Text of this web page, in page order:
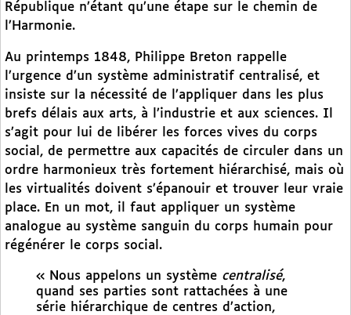
République n’étant qu’une étape sur le chemin de
l’Harmonie.
Au printemps 1848, Philippe Breton rappelle
l’urgence d’un système administratif centralisé, et
insiste sur la nécessité de l’appliquer dans les plus
brefs délais aux arts, à l’industrie et aux sciences. Il
s’agit pour lui de libérer les forces vives du corps
social, de permettre aux capacités de circuler dans un
ordre harmonieux très fortement hiérarchisé, mais où
les virtualités doivent s’épanouir et trouver leur vraie
place. En un mot, il faut appliquer un système
analogue au système sanguin du corps humain pour
régénérer le corps social.
« Nous appelons un système centralisé,
quand ses parties sont rattachées à une
série hiérarchique de centres d’action,